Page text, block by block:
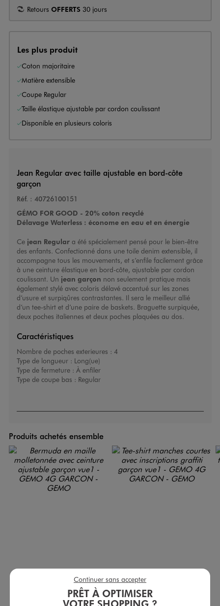
Retours OFFERTS 30 jours
Les plus produit
Coton majoritaire
Matière extensible
Coupe Regular
Taille élastique ajustable par cordon coulissant
Disponible en plusieurs coloris
Jean Regular avec taille ajustable en bord-côte
garçon
Réf. : 40726100151
GÉMO FOR GOOD - 20% coton recyclé
Délavage Waterless : économe en eau et en énergie
Ce jean Regulara été spécialement pensé pour le bien-être
des enfants. Confectionné dans une toile denim extensible, il
accompagne tous les mouvements, et s’enfile facilement grâce
à une ceinture élastique en bord-côte, ajustable par cordon
coulissant. Un jean garçon non seulement pratique mais
également stylé avec coloris délavé accentué sur les zones
d’usure et surpiqûres contrastantes. Il sera le meilleur allié
d’un tee-shirt et d’une paire de baskets. Braguette surpiquée,
deux poches italiennes et deux poches plaquées au dos.
Caractéristiques
Nombre de poches exterieures : 4
Type de longueur : Long(ue)
Type de fermeture : À enfiler
Type de coupe bas : Regular
Produits achetés ensemble
Bermuda en maille molletonnée avec ceinture ajustable garçon
-50% sur le 2ème produit d'été
Tee-shirt manches courtes avec inscriptions graffiti garçon
6,99 €
-50% sur le 2ème produit d'été
PRÊT À OPTIMISER
VOTRE SHOPPING ?
Continuer sans accepter